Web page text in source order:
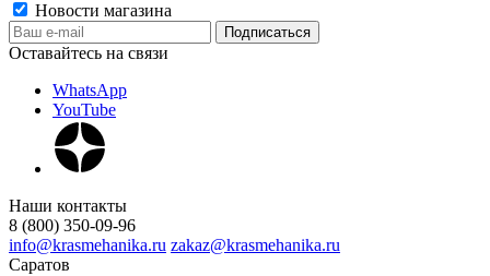
Новости магазина
Оставайтесь на связи
WhatsApp
YouTube
Наши контакты
8 (800) 350-09-96
info@krasmehanika.ru zakaz@krasmehanika.ru
Саратов